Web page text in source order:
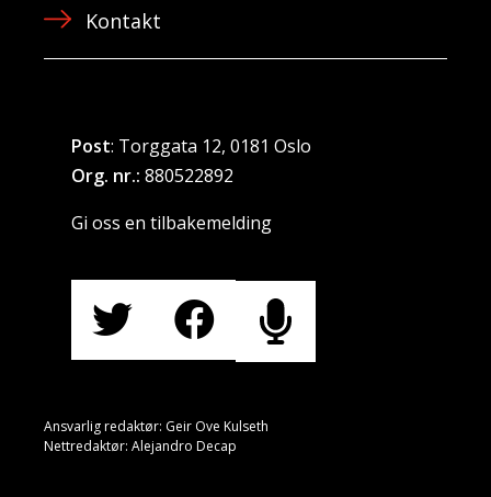
Kontakt
Post: Torggata 12, 0181 Oslo
Org. nr.: 880522892
Gi oss en tilbakemelding
Ansvarlig redaktør: Geir Ove Kulseth
Nettredaktør: Alejandro Decap